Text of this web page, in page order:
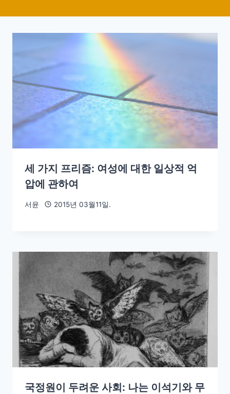
세 가지 프리즘: 여성에 대한 일상적 억
압에 관하여
서윤 2015년 03월11일.
국정원이 두려운 사회: 나는 이석기와 무